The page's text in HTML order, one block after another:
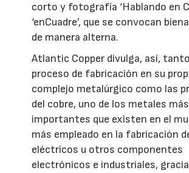
corto y fotografía ‘Hablando en
‘enCuadre’, que se convocan
de manera alterna.
Atlantic Copper divulga, así,
proceso de fabricación en su
complejo metalúrgico como las
del cobre, uno de los metales más
importantes que existen en el
más empleado en la fabricación
eléctricos u otros componentes
electrónicos e industriales,